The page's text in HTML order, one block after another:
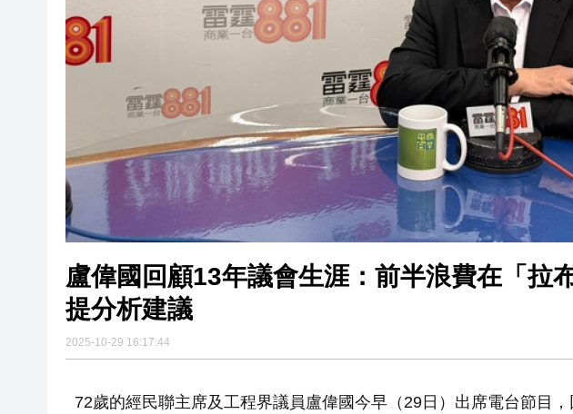
盧偉國回顧13年議會生涯：前半浪費在「拉
提分析建議
2025-10-29 16:17:44
72歲的經民聯主席及工程界議員盧偉國今早（29日） 出席電台節目